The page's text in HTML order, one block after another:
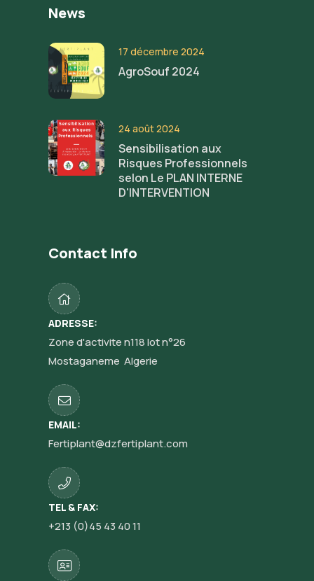
News
17 décembre 2024
AgroSouf 2024
24 août 2024
Sensibilisation aux
Risques Professionnels
selon Le PLAN INTERNE
D'INTERVENTION
Contact Info
ADRESSE:
Zone d'activite n118 lot n°26
Mostaganeme Algerie
EMAIL:
Fertiplant@dzfertiplant.com
TEL & FAX:
+213 (0)45 43 40 11